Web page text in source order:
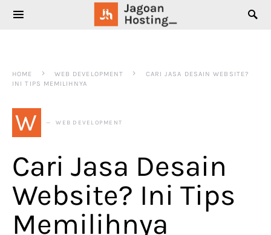
SEARCH FOR:
HOME WEB DEVELOPMENT
CARI JASA DESAIN WEBSITE?
INI TIPS MEMILIHNYA
W WEB DEVELOPMENT
Cari Jasa Desain
Website? Ini Tips
Memilihnya